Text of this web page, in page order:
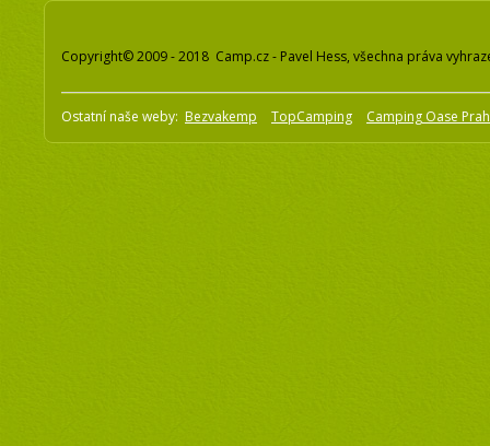
Copyright© 2009 - 2018 Camp.cz - Pavel Hess, všechna práva
Ostatní naše weby: Bezvakemp TopCamping Camping Oase